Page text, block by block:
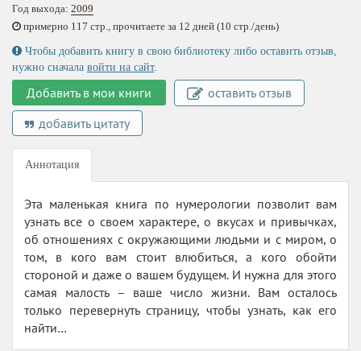
Год выхода: 2009
примерно 117 стр., прочитаете за 12 дней (10 стр./день)
Чтобы добавить книгу в свою библиотеку либо оставить отзыв,
нужно сначала войти на сайт.
Добавить в мои книги
оставить отзыв
добавить цитату
Аннотация
Эта маленькая книга по нумерологии позволит вам
узнать все о своем характере, о вкусах и привычках,
об отношениях с окружающими людьми и с миром, о
том, в кого вам стоит влюбиться, а кого обойти
стороной и даже о вашем будущем. И нужна для этого
самая малость – ваше число жизни. Вам осталось
только перевернуть страницу, чтобы узнать, как его
найти…